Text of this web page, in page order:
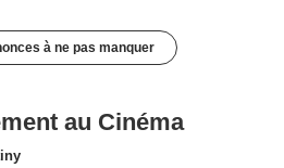
à ne pas manquer
au Cinéma